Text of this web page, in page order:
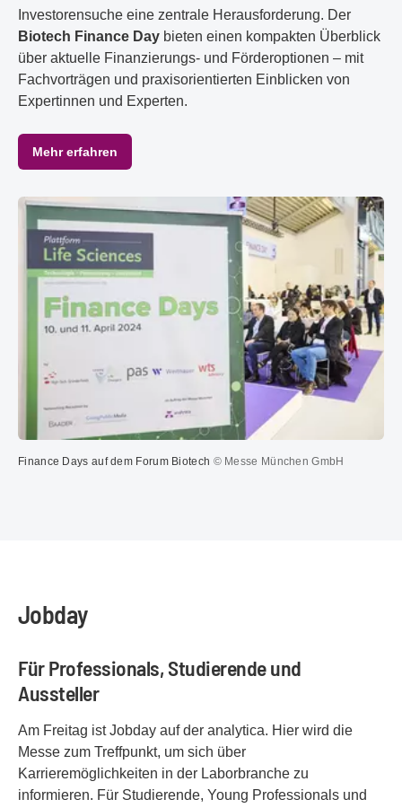
Investorensuche eine zentrale Herausforderung. Der
Biotech Finance Day bieten einen kompakten Überblick
über aktuelle Finanzierungs- und Förderoptionen – mit
Fachvorträgen und praxisorientierten Einblicken von
Expertinnen und Experten.
Mehr erfahren
Finance Days auf dem Forum Biotech © Messe München GmbH
Jobday
Für Professionals, Studierende und
Aussteller
Am Freitag ist Jobday auf der analytica. Hier wird die
Messe zum Treffpunkt, um sich über
Karrieremöglichkeiten in der Laborbranche zu
informieren. Für Studierende, Young Professionals und